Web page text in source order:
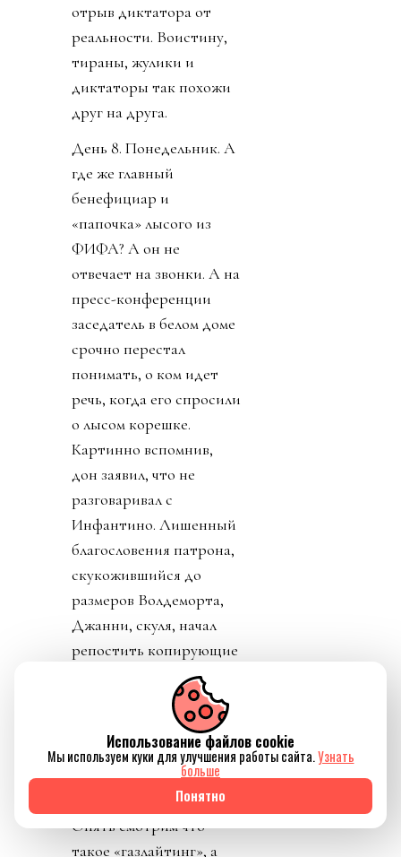
отрыв диктатора от
реальности. Воистину,
тираны, жулики и
диктаторы так похожи
друг на друга.
День 8. Понедельник. А
где же главный
бенефициар и
«папочка» лысого из
ФИФА? А он не
отвечает на звонки. А на
пресс-конференции
заседатель в белом доме
срочно перестал
понимать, о ком идет
речь, когда его спросили
о лысом корешке.
Картинно вспомнив,
дон заявил, что не
разговаривал с
Инфантино. Лишенный
благословения патрона,
скукожившийся до
размеров Волдеморта,
Джанни, скуля, начал
репостить копирующие
текст друг друга посты
приветствовавших
решение его,
Инфантино, отменить
план прихватизации.
Опять смотрим что
такое «газлайтинг», а
Использование файлов cookie
Мы используем куки для улучшения работы сайта.Узнать
больше
Понятно